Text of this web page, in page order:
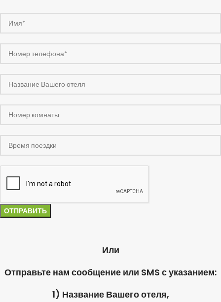
Или
Отправьте нам сообщение или SMS с указанием:
1) Название Вашего отеля,